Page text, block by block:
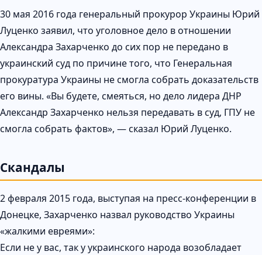
30 мая 2016 года генеральный прокурор Украины Юрий
Луценко заявил, что уголовное дело в отношении
Александра Захарченко до сих пор не передано в
украинский суд по причине того, что Генеральная
прокуратура Украины не смогла собрать доказательств
его вины. «Вы будете, смеяться, но дело лидера ДНР
Александр Захарченко нельзя передавать в суд, ГПУ не
смогла собрать фактов», — сказал Юрий Луценко.
Скандалы
2 февраля 2015 года, выступая на пресс-конференции в
Донецке, Захарченко назвал руководство Украины
«жалкими евреями»:
Если не у вас, так у украинского народа возобладает